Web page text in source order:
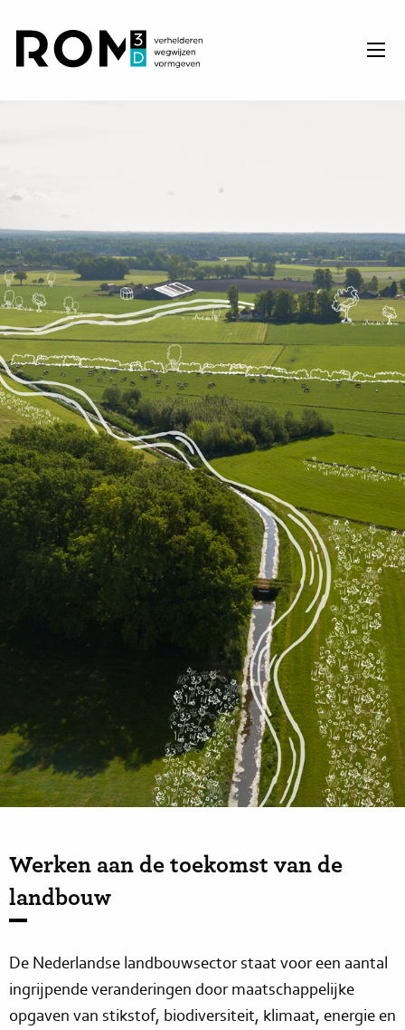
Werken aan de toekomst van de
landbouw
De Nederlandse landbouwsector staat voor een aantal
ingrijpende veranderingen door maatschappelijke
opgaven van stikstof, biodiversiteit, klimaat, energie en